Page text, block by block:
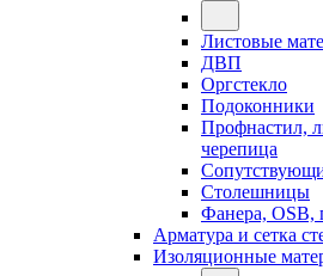
Листовые
ДВП
Оргстекло
Подоконники
Профнастил,
черепица
Столешницы
Фанера, OSB,
Арматура и сетка
Изоляционные